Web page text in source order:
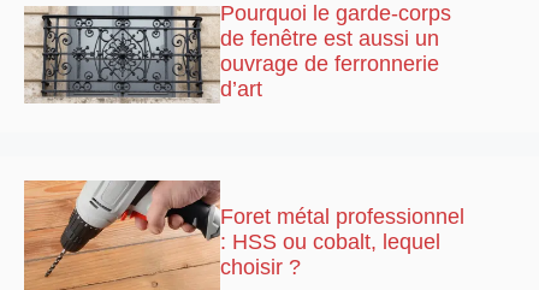
Pourquoi le garde-corps
de fenêtre est aussi un
ouvrage de ferronnerie
d’art
Foret métal professionnel
: HSS ou cobalt, lequel
choisir ?